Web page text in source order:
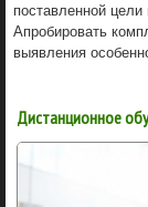
поставленной
Апробировать
выявления
Дистанционное